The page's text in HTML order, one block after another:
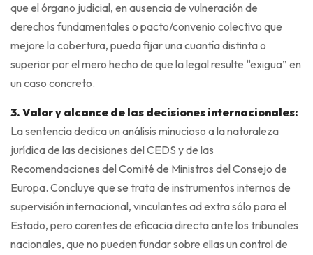
que el órgano judicial, en ausencia de vulneración de
derechos fundamentales o pacto/convenio colectivo que
mejore la cobertura, pueda fijar una cuantía distinta o
superior por el mero hecho de que la legal resulte “exigua” en
un caso concreto.
3. Valor y alcance de las decisiones internacionales:
La sentencia dedica un análisis minucioso a la naturaleza
jurídica de las decisiones del CEDS y de las
Recomendaciones del Comité de Ministros del Consejo de
Europa. Concluye que se trata de instrumentos internos de
supervisión internacional, vinculantes ad extra sólo para el
Estado, pero carentes de eficacia directa ante los tribunales
nacionales, que no pueden fundar sobre ellas un control de